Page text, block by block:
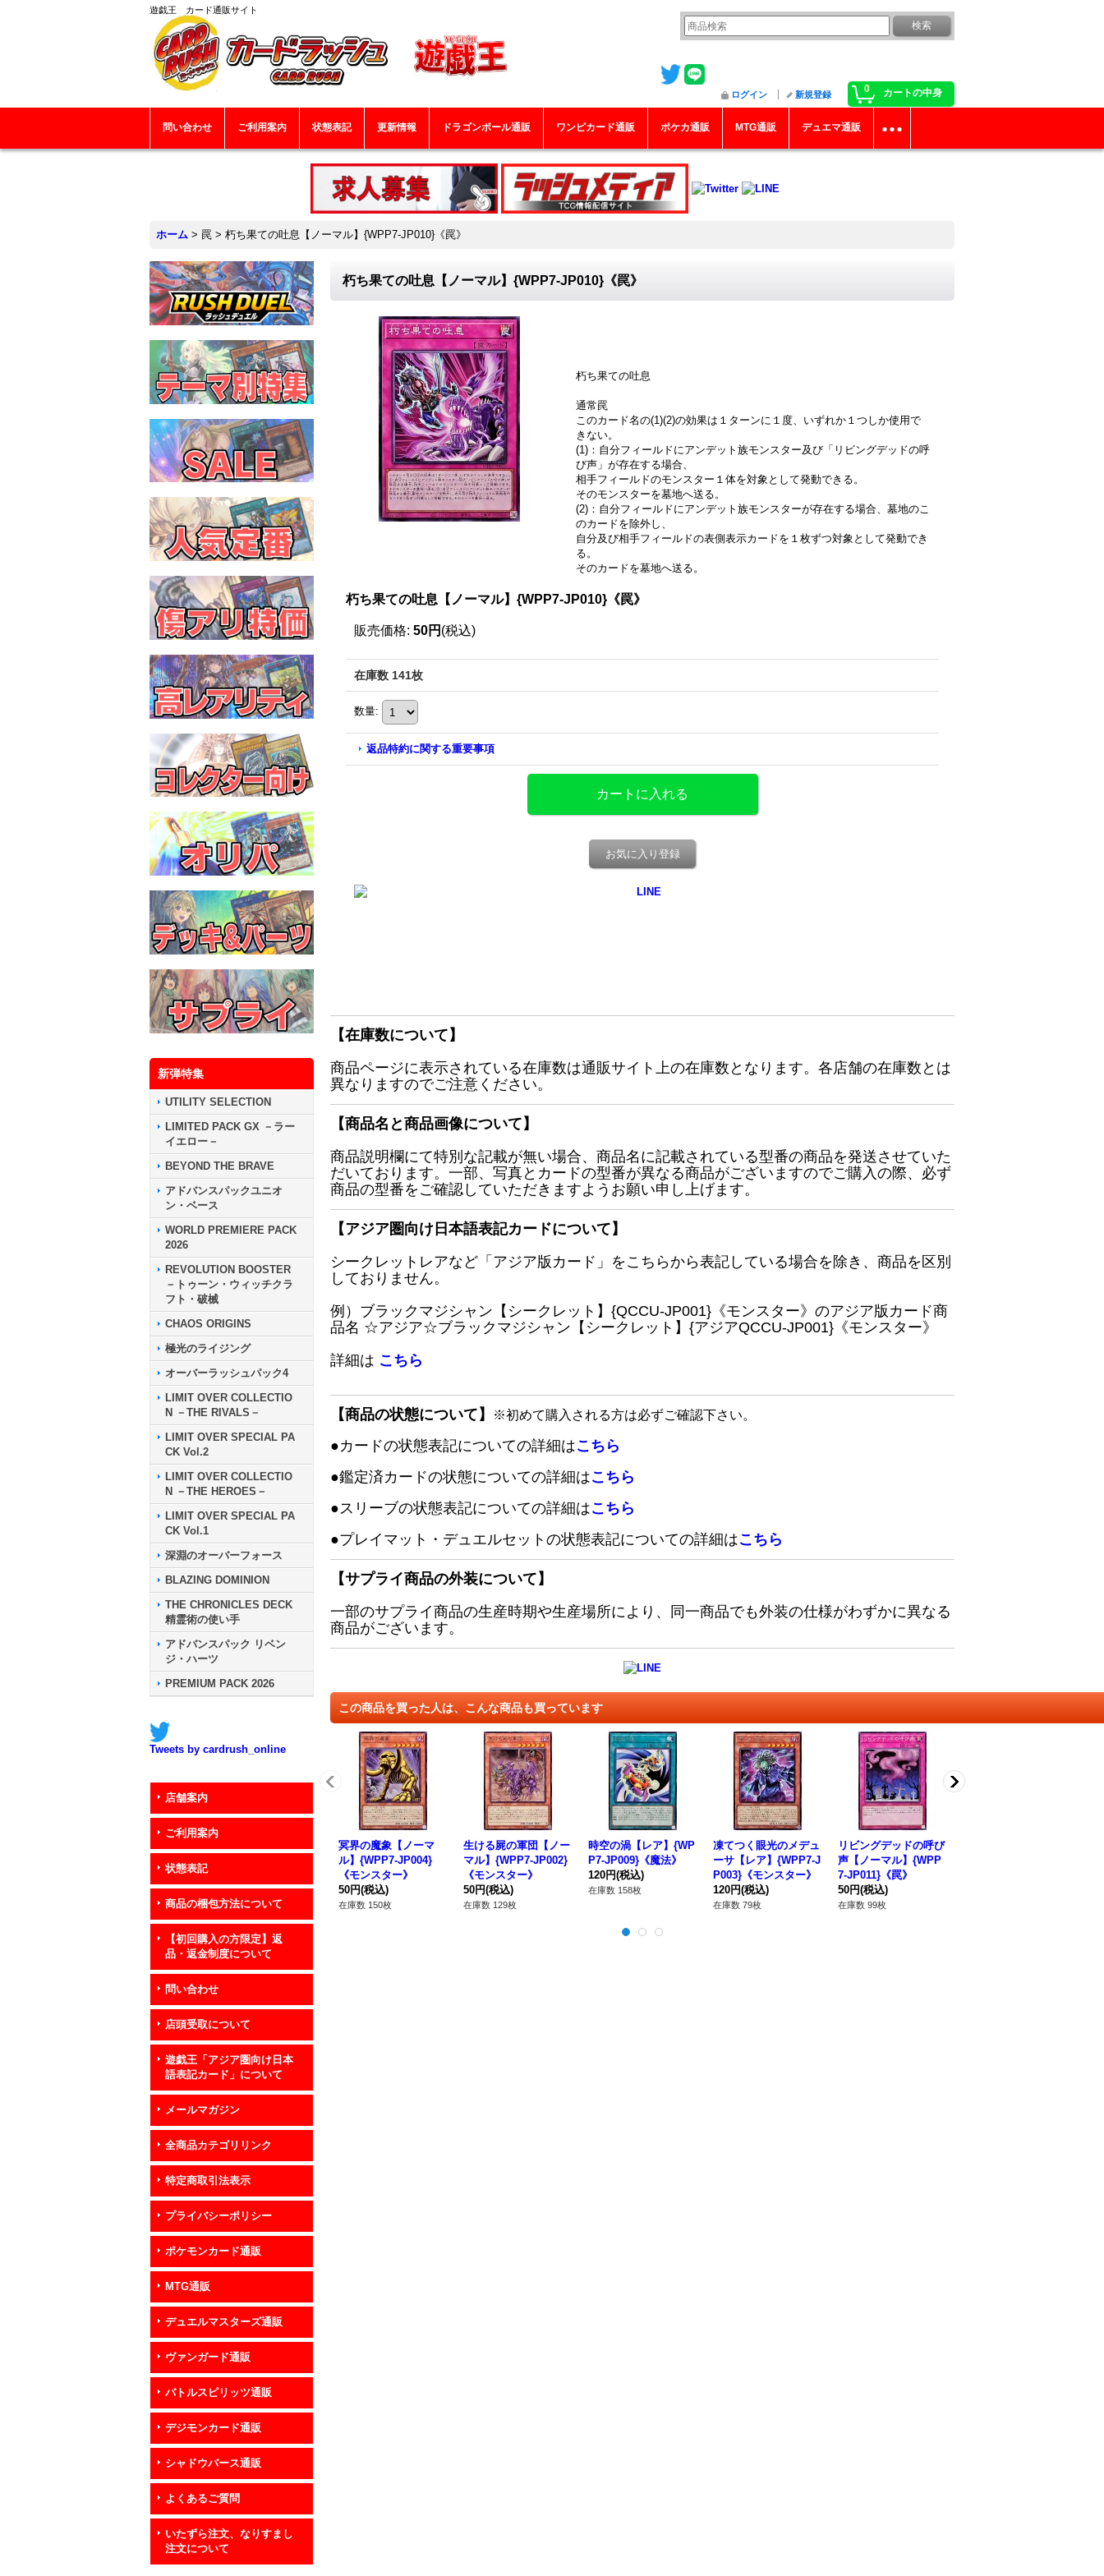
遊戯王 カード通販サイト
0 カートの中身
ログイン 新規登録
問い合わせ ご利用案内 状態表記 更新情報 ドラゴンボール通販 ワンピカード通販 ポケカ通販 MTG通販 デュエマ通販
ホーム > 罠 > 朽ち果ての吐息【ノーマル】{WPP7-JP010}《罠》
新弾特集
UTILITY SELECTION
LIMITED PACK GX －ラー
イエロー－
BEYOND THE BRAVE
アドバンスパックユニオ
ン・ベース
WORLD PREMIERE PACK
2026
REVOLUTION BOOSTER
－トゥーン・ウィッチクラ
フト・破械
CHAOS ORIGINS
極光のライジング
オーバーラッシュパック4
LIMIT OVER COLLECTIO
N －THE RIVALS－
LIMIT OVER SPECIAL PA
CK Vol.2
LIMIT OVER COLLECTIO
N －THE HEROES－
LIMIT OVER SPECIAL PA
CK Vol.1
深淵のオーバーフォース
BLAZING DOMINION
THE CHRONICLES DECK
精霊術の使い手
アドバンスパック リベン
ジ・ハーツ
PREMIUM PACK 2026
Tweets by cardrush_online
店舗案内
ご利用案内
状態表記
商品の梱包方法について
【初回購入の方限定】返
品・返金制度について
問い合わせ
店頭受取について
遊戯王「アジア圏向け日本
語表記カード」について
メールマガジン
全商品カテゴリリンク
特定商取引法表示
プライバシーポリシー
ポケモンカード通販
MTG通販
デュエルマスターズ通販
ヴァンガード通販
バトルスピリッツ通販
デジモンカード通販
シャドウバース通販
よくあるご質問
いたずら注文、なりすまし
注文について
朽ち果ての吐息【ノーマル】{WPP7-JP010}《罠》
朽ち果ての吐息
通常罠
このカード名の(1)(2)の効果は１ターンに１度、いずれか１つしか使用で
きない。
(1)：自分フィールドにアンデット族モンスター及び「リビングデッドの呼
び声」が存在する場合、
相手フィールドのモンスター１体を対象として発動できる。
そのモンスターを墓地へ送る。
(2)：自分フィールドにアンデット族モンスターが存在する場合、墓地のこ
のカードを除外し、
自分及び相手フィールドの表側表示カードを１枚ずつ対象として発動でき
る。
そのカードを墓地へ送る。
朽ち果ての吐息【ノーマル】{WPP7-JP010}《罠》
販売価格: 50円 (税込)
在庫数 141枚
数量:
返品特約に関する重要事項
お気に入り登録
【在庫数について】
商品ページに表示されている在庫数は通販サイト上の在庫数となります。各店舗の在庫数とは
異なりますのでご注意ください。
【商品名と商品画像について】
商品説明欄にて特別な記載が無い場合、商品名に記載されている型番の商品を発送させていた
だいております。一部、写真とカードの型番が異なる商品がございますのでご購入の際、必ず
商品の型番をご確認していただきますようお願い申し上げます。
【アジア圏向け日本語表記カードについて】
シークレットレアなど「アジア版カード」をこちらから表記している場合を除き、商品を区別
しておりません。
例）ブラックマジシャン【シークレット】{QCCU-JP001}《モンスター》のアジア版カード商
品名 ☆アジア☆ブラックマジシャン【シークレット】{アジアQCCU-JP001}《モンスター》
詳細は こちら
【商品の状態について】 ※初めて購入される方は必ずご確認下さい。
●カードの状態表記についての詳細はこちら
●鑑定済カードの状態についての詳細はこちら
●スリーブの状態表記についての詳細はこちら
●プレイマット・デュエルセットの状態表記についての詳細はこちら
【サプライ商品の外装について】
一部のサプライ商品の生産時期や生産場所により、同一商品でも外装の仕様がわずかに異なる
商品がございます。
この商品を買った人は、こんな商品も買っています
冥界の魔象【ノーマ
ル】{WPP7-JP004}
《モンスター》
50円(税込)
在庫数 150枚
生ける屍の軍団【ノー
マル】{WPP7-JP002}
《モンスター》
50円(税込)
在庫数 129枚
時空の渦【レア】{WP
P7-JP009}《魔法》
120円(税込)
在庫数 158枚
凍てつく眼光のメデュ
ーサ【レア】{WPP7-J
P003}《モンスター》
120円(税込)
在庫数 79枚
リビングデッドの呼び
声【ノーマル】{WPP
7-JP011}《罠》
50円(税込)
在庫数 99枚